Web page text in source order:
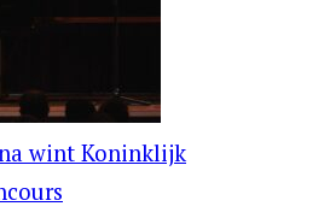
wint Koninklijk